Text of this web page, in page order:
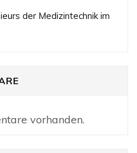
der Medizintechnik im
vorhanden.